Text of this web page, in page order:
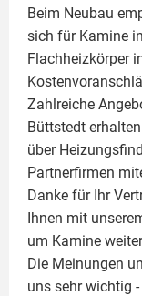
Beim Neubau
sich für Kamine
Flachheizkörper
Zahlreiche
Büttstedt
über
Partnerfirmen
Danke für Ihr
Ihnen mit
um Kamine
Die Meinungen
uns sehr wichtig